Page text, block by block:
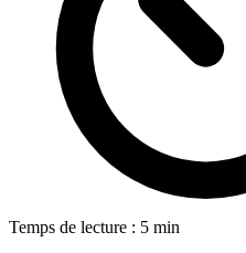
Temps de lecture : 5 min